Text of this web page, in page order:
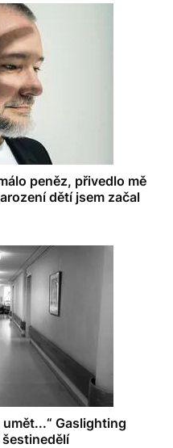
peněz, přivedlo mě
dětí jsem začal
Gaslighting